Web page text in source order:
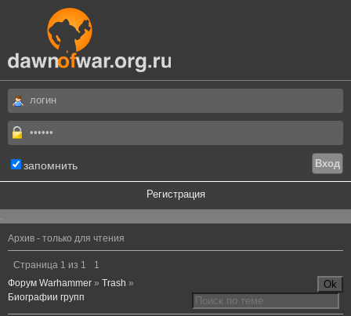
запомнить
Регистрация
.
Архив - только для чтения
Страница 1 из 1
1
Форум Warhammer » Trash »
Биографии групп